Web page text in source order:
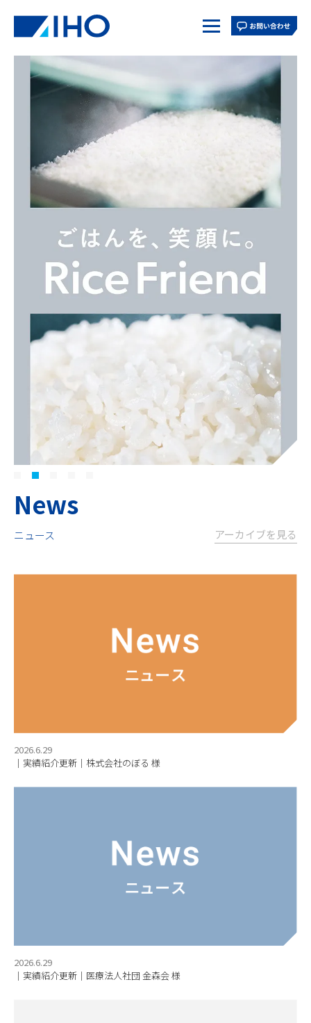
株式会社AIHO 本社・工場
TOPページ
私たちの想い
実績紹介
採用情報
社長挨拶
会社概要
営業所
海外展開
ソリューション
病院給食
セントラルキッチン
カフェテリア
調理機器
加熱機器
炊飯機器
洗浄機器
消毒保管機器
再加熱調理機・その他
栄養士ブログ
コラム
私たちの想い
News
ニュース アーカイブを見る
2026.6.29
｜実績紹介更新｜株式会社のぼる 様
2026.6.29
｜実績紹介更新｜医療法人社団 金森会 様